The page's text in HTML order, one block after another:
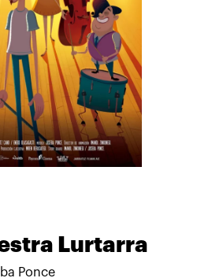
Lurtarra
Ponce